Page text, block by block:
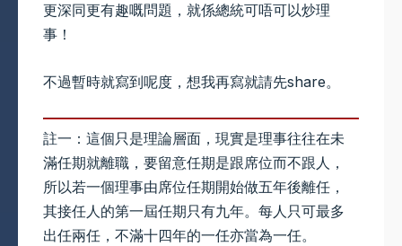
更深同更有趣嘅問題，就係總統可唔可以炒理
事！
不過暫時就寫到呢度，想我再寫就請先share。
註一：這個只是理論層面，現實是理事往往在未
滿任期就離職，要留意任期是跟席位而不跟人，
所以若一個理事由席位任期開始做五年後離任，
其接任人的第一屆任期只有九年。每人只可最多
出任兩任，不滿十四年的一任亦當為一任。